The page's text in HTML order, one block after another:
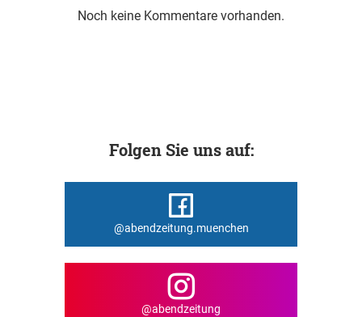
Noch keine Kommentare vorhanden.
Folgen Sie uns auf:
@abendzeitung.muenchen
@abendzeitung